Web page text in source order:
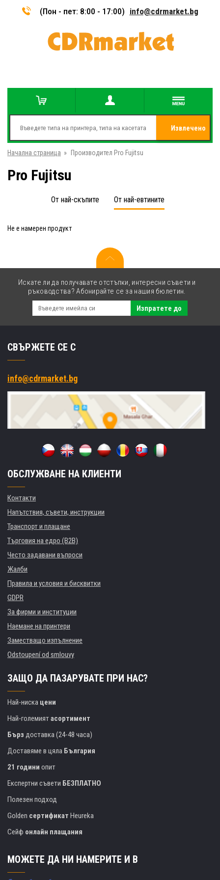
(Пон - пет: 8:00 - 17:00) info@cdrmarket.bg
Извлечено
Начална страница » Производител Pro Fujitsu
Pro Fujitsu
От най-скъпите От най-евтините
Не е намерен продукт
Искате ли да получавате отстъпки, интересни съвети и
ръководства? Абонирайте се за нашия бюлетин.
Изпратете до
СВЪРЖЕТЕ СЕ С
info@cdrmarket.bg
ОБСЛУЖВАНЕ НА КЛИЕНТИ
Контакти
Напътствия, съвети, инструкции
Транспорт и плащане
Търговия на едро (B2B)
Често задавани въпроси
Жалби
Правила и условия и бисквитки
GDPR
За фирми и институции
Наемане на принтери
Заместващо изпълнение
Odstoupení od smlouvy
ЗАЩО ДА ПАЗАРУВАТЕ ПРИ НАС?
Най-ниска цени
Най-големиятасортимент
Бърз доставка (24-48 часа)
Доставяме в цяла България
21 години опит
Експертни съвети БЕЗПЛАТНО
Полезен подход
Golden сертификат Heureka
Сейф онлайн плащания
МОЖЕТЕ ДА НИ НАМЕРИТЕ И В